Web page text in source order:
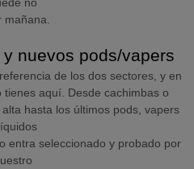
mañana.
nuevos pods/vapers
de los dos sectores, y en
aquí. Desde cachimbas o
hasta los últimos pods, vapers
entra seleccionado y probado por